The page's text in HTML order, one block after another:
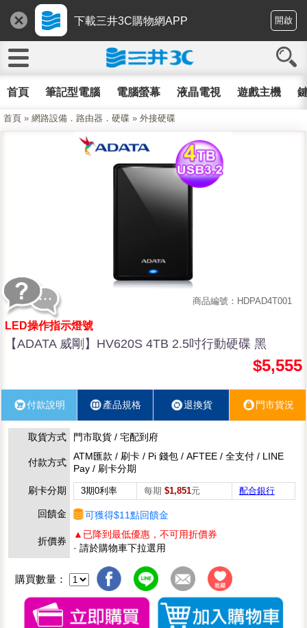
下載三井3C購物網APP 開啟
首頁 筆記型電腦 電腦螢幕 液晶電視 遊戲主機
首頁 » 網路設備．路由器．硬碟 » 外接硬碟
商品編號：HDPAD4T001
LED操作指示燈號
【ADATA 威剛】HV620S 4TB 2.5吋行動硬碟 黑
$5,555
付款說明 產品規格 退換貨 門市貨況
取貨方式 門市取貨 / 宅配到府
付款方式
ATM匯款 / 刷卡 / Pi 錢包 / AFTEE / 全支付 / LINE
Pay / 刷卡分期
刷卡分期
3期0利率 每期 $1,851元 配合銀行
回饋金 可獲得$11點回饋金
折價券
▲已降到最低優惠，不可用折價券
· 請於購物車下拉選用
購買數量：